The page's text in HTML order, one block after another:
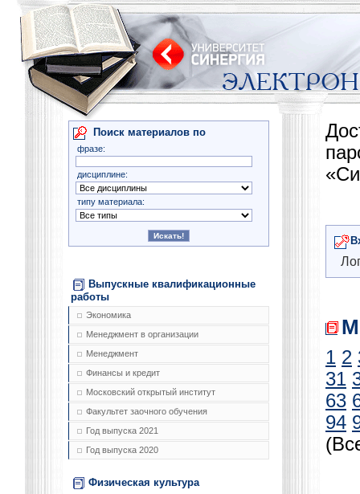
Поиск материалов по
фразе:
дисциплине:
типу материала:
Выпускные квалификационные
работы
Экономика
Менеджмент в организации
Менеджмент
Финансы и кредит
Московский открытый институт
Факультет заочного обучения
Год выпуска 2021
Год выпуска 2020
Физическая культура
1 2
31
63
94